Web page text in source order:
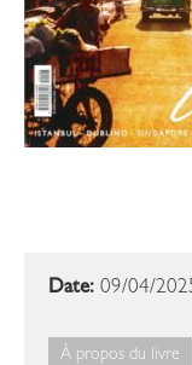
Date: 09/04/
À propos du livre